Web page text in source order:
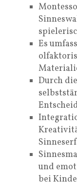
Es
Durch
und
bei